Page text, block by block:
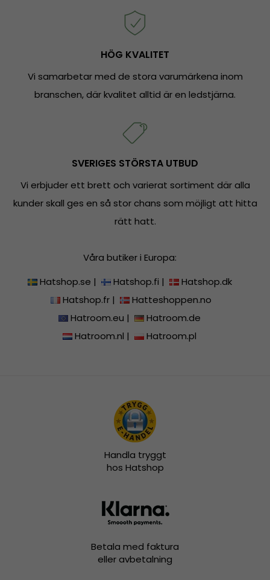
HÖG KVALITET
Vi samarbetar med de stora varumärkena inom
branschen, där kvalitet alltid är en ledstjärna.
SVERIGES STÖRSTA UTBUD
Vi erbjuder ett brett och varierat sortiment där alla
kunder skall ges en så stor chans som möjligt att hitta
rätt hatt.
Våra butiker i Europa:
Hatshop.se | Hatshop.fi |
Hatshop.dk
Hatshop.fr|
Hatteshoppen.no
Hatroom.eu |
Hatroom.de
Hatroom.nl | Hatroom.pl
Handla tryggt
hos Hatshop
Betala med faktura
eller avbetalning